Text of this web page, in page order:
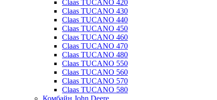
Claas TUCANO 420
Claas TUCANO 430
Claas TUCANO 440
Claas TUCANO 450
Claas TUCANO 460
Claas TUCANO 470
Claas TUCANO 480
Claas TUCANO 550
Claas TUCANO 560
Claas TUCANO 570
Claas TUCANO 580
Комбайн John Deere